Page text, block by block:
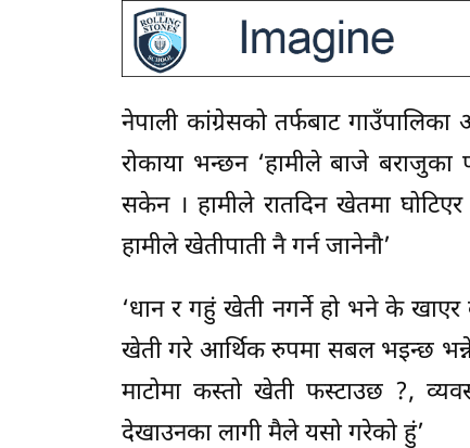
नेपाली कांग्रेसको तर्फबाट
रोकाया भन्छन ‘हामीले बाजे बराजुका
सकेन । हामीले रातदिन खेतमा
हामीले खेतीपाती नै गर्न जानेनौ’
‘धान र गहुं खेती नगर्ने हो भने के
खेती गरे आर्थिक रुपमा सबल भइन्छ भन्ने
माटोमा कस्तो खेती फस्टाउछ ?,
देखाउनका लागी मैले यसो गरेको हुं’